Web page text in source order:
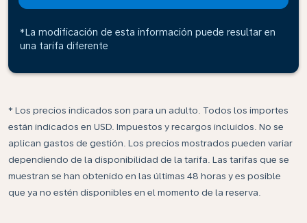
*La modificación de esta información puede resultar en
una tarifa diferente
* Los precios indicados son para un adulto. Todos los importes
están indicados en USD. Impuestos y recargos incluidos. No se
aplican gastos de gestión. Los precios mostrados pueden variar
dependiendo de la disponibilidad de la tarifa. Las tarifas que se
muestran se han obtenido en las últimas 48 horas y es posible
que ya no estén disponibles en el momento de la reserva.